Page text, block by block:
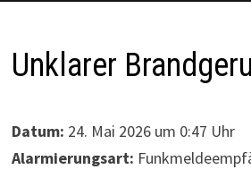
Unklarer
Datum: 24. Mai 2026 um 0:47 Uhr
Alarmierungsart: